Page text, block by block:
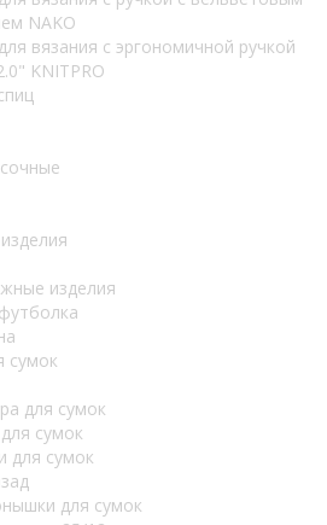
NAKO
вязания с эргономичной ручкой
KNITPRO
изделия
сумок
для сумок
сумок
для сумок
для сумок